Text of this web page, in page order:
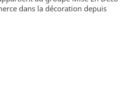
dans la décoration depuis